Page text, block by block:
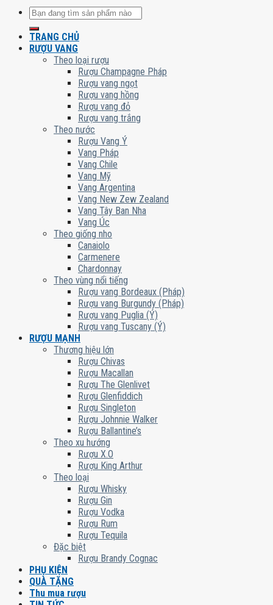
Tìm
kiếm:
TRANG CHỦ
RƯỢU VANG
Theo loại rượu
Rượu Champagne Pháp
Rượu vang ngọt
Rượu vang hồng
Rượu vang đỏ
Rượu vang trắng
Theo nước
Rượu Vang Ý
Vang Pháp
Vang Chile
Vang Mỹ
Vang Argentina
Vang New Zew Zealand
Vang Tây Ban Nha
Vang Úc
Theo giống nho
Canaiolo
Carmenere
Chardonnay
Theo vùng nổi tiếng
Rượu vang Bordeaux (Pháp)
Rượu vang Burgundy (Pháp)
Rượu vang Puglia (Ý)
Rượu vang Tuscany (Ý)
RƯỢU MẠNH
Thương hiệu lớn
Rượu Chivas
Rượu Macallan
Rượu The Glenlivet
Rượu Glenfiddich
Rượu Singleton
Rượu Johnnie Walker
Rượu Ballantine’s
Theo xu hướng
Rượu X.O
Rượu King Arthur
Theo loại
Rượu Whisky
Rượu Gin
Rượu Vodka
Rượu Rum
Rượu Tequila
Đặc biệt
Rượu Brandy Cognac
PHỤ KIỆN
QUÀ TẶNG
Thu mua rượu